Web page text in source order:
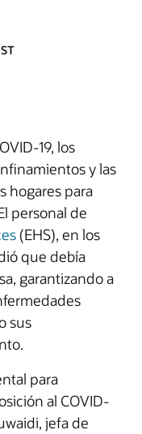
19, los
y las
hogares para
personal de
(EHS), en los
que debía
garantizando a
sus
para
al COVID-
jefa de